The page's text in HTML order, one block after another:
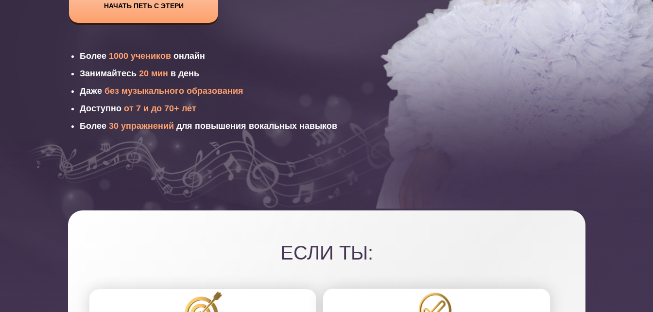
ЕСЛИ ТЫ:
Более 1000 учеников онлайн
Занимайтесь 20 мин в день
Даже без музыкального образования
Доступно от 7 и до 70+ лет
Более 30 упражнений для повышения вокальных навыков
НАЧАТЬ ПЕТЬ С ЭТЕРИ